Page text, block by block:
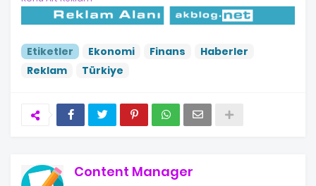
Etiketler Ekonomi Finans
Haberler
Reklam
Türkiye
Content Manager